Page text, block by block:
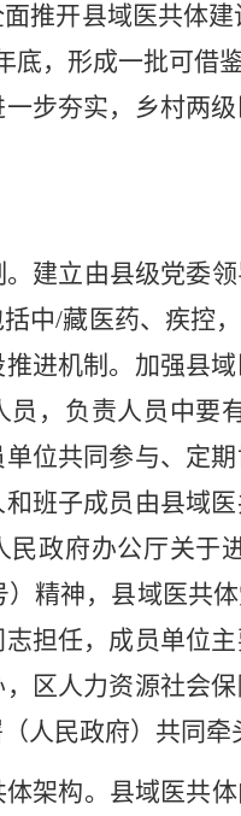
推开县域医共体建
底，形成一批可借
一步夯实，乡村两
建立由县级党委
中/藏医药、疾控
进机制。 加强县
员，负责人员中要
位共同参与、定
班子成员由县域
政府办公厅关于
）精神，县域医共
担任，成员单位
，区人力资源社会
人民政府）共同牵
架构。 县域医共